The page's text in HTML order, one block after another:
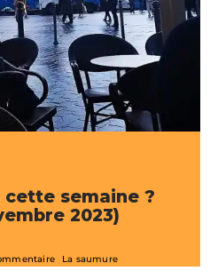
semaine ?
2023)
La saumure